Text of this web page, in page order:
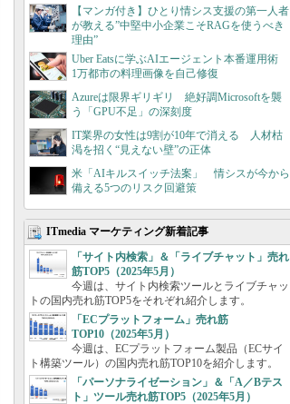
【マンガ付き】ひとり情シス支援の第一人者
が教える”中堅中小企業こそRAGを使うべき
理由”
Uber Eatsに学ぶAIエージェント本番運用術
1万都市の料理画像を自己修復
Azureは限界ギリギリ 絶好調Microsoftを襲
う「GPU不足」の深刻度
IT業界の女性は9割が10年で消える 人材枯
渇を招く“見えない壁”の正体
米「AIキルスイッチ法案」 情シスが今から
備える5つのリスク回避策
ITmedia マーケティング新着記事
「サイト内検索」＆「ライブチャット」売れ
筋TOP5（2025年5月）
今週は、サイト内検索ツールとライブチャッ
トの国内売れ筋TOP5をそれぞれ紹介します。
「ECプラットフォーム」売れ筋
TOP10（2025年5月）
今週は、ECプラットフォーム製品（ECサイ
ト構築ツール）の国内売れ筋TOP10を紹介します。
「パーソナライゼーション」＆「A／Bテス
ト」ツール売れ筋TOP5（2025年5月）